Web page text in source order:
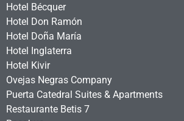
Hotel Bécquer
Hotel Don Ramón
Hotel Doña María
Hotel Inglaterra
Hotel Kivir
Ovejas Negras Company
Puerta Catedral Suites & Apartments
Restaurante Betis 7